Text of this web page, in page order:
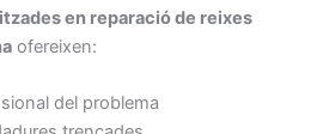
en reparació de reixes
ofereixen:
del problema